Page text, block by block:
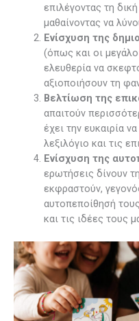
επιλέγοντας τη
μαθαίνοντας να
Ενίσχυση της
(όπως και οι
ελευθερία να
αξιοποιήσουν τη
Βελτίωση της
απαιτούν
έχει την ευκαιρία
λεξιλόγιο και τις
Ενίσχυση της
ερωτήσεις δίνουν
εκφραστούν,
αυτοπεποίθησή
και τις ιδέες τους